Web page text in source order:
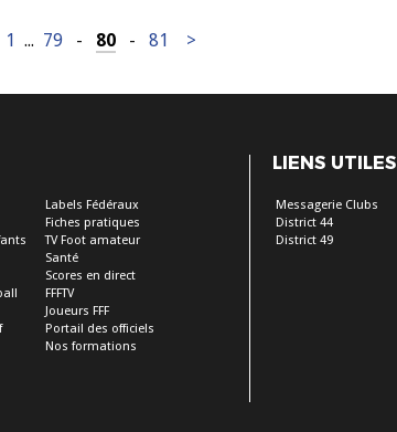
1 ... 79 - 80 - 81 >
Labels Fédéraux
Fiches pratiques
TV Foot amateur
Santé
Scores en direct
FFFTV
Joueurs FFF
Portail des officiels
Nos formations
LIENS UTILES
Messagerie Clubs
District 44
District 49